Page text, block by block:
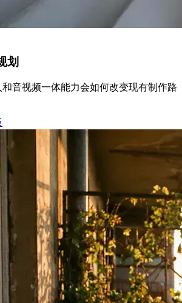
划
音视频一体能力会如何改变现有制作路